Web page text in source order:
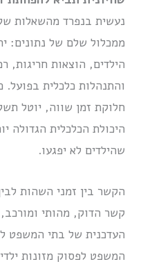
נעשית בנפרד מהשאלות
ממכלול שלם של נתונים:
הילדים, הוצאות חריגות,
והתנהלות כלכלית
חלוקת זמן שווה, יוטל
היכולת הכלכלית הגדולה
שהילדים לא יפגעו.
הקשר בין זמני השהות
קשר הדוק, מהותי
העדכנית של בתי המשפט
המשפט לפסוק מזונות